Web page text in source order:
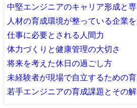
中堅エンジニアのキャリア形成と
人材の育成環境が整っている企業
仕事に必要とされる人間力
体力づくりと健康管理の大切さ
将来を考えた休日の過ごし方
未経験者が現場で自立するための
若手エンジニアの育成課題とその